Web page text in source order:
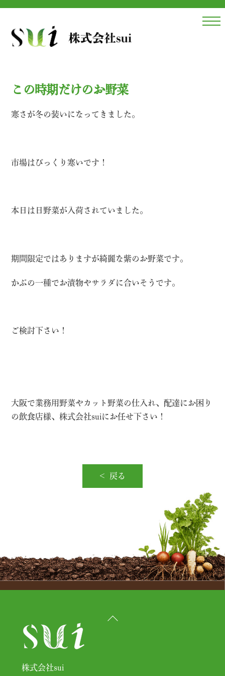
Skip
content
この時期だけのお野菜
寒さが冬の装いになってきました。
市場はびっくり寒いです！
本日は日野菜が入荷されていました。
期間限定ではありますが綺麗な紫のお野菜です。
かぶの一種でお漬物やサラダに合いそうです。
ご検討下さい！
大阪で業務用野菜やカット野菜の仕入れ、配達にお困り
の飲食店様、株式会社suiにお任せ下さい！
戻る
Back
株式会社sui